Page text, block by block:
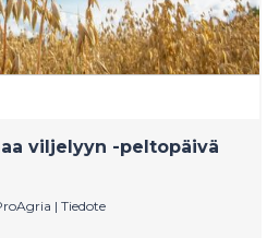
viljelyyn -peltopäivä
| Tiedote